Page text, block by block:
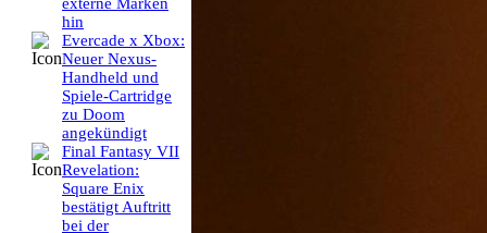
externe Marken
hin
Evercade x Xbox:
Neuer Nexus-
Handheld und
Spiele-Cartridge
zu Doom
angekündigt
Final Fantasy VII
Revelation:
Square Enix
bestätigt Auftritt
bei der